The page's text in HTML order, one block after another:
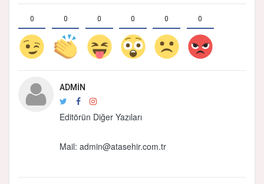
0 0 0 0 0 0
ADMIN
Editörün Diğer Yazıları
Mail: admin@atasehir.com.tr